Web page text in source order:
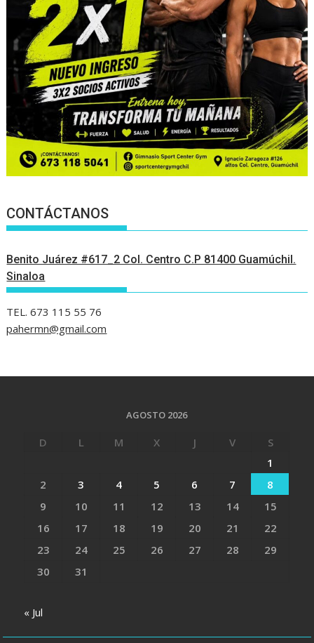
CONTÁCTANOS
Benito Juárez #617_2 Col. Centro C.P 81400 Guamúchil.
Sinaloa
TEL. 673 115 55 76
pahermn@gmail.com
AGOSTO 2026
D L M X J V
S
1
2
3 4 5 6 7
8
9
10 11 12 13 14
15
16
17 18 19 20 21
22
23
24 25 26 27 28
29
30
31
« Jul